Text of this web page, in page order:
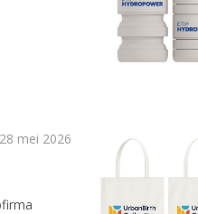
28 mei 2026